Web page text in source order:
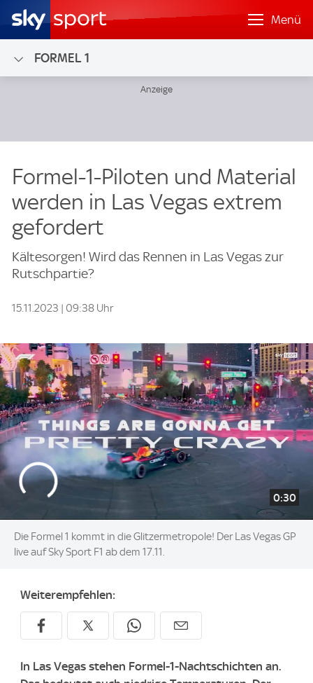
Menü
FORMEL 1
Formel-1-Piloten und Material
werden in Las Vegas extrem
gefordert
Kältesorgen! Wird das Rennen in Las Vegas zur
Rutschpartie?
15.11.2023 | 09:38 Uhr
0:30
Die Formel 1 kommt in die Glitzermetropole! Der Las Vegas GP
live auf Sky Sport F1 ab dem 17.11.
Weiterempfehlen:
In Las Vegas stehen Formel-1-Nachtschichten an.